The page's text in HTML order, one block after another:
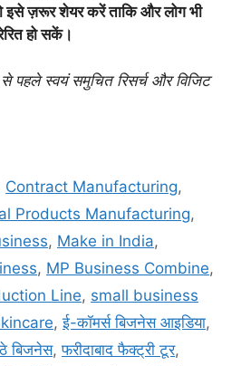
इसे ज़रूर शेयर करें ताकि और लोग भी
हो सकें।
स्वयं समुचित रिसर्च और विजिट
Contract Manufacturing,
Products Manufacturing,
, Make in India,
, MP Business Combine,
Line, small business
,ई-कॉमर्स बिजनेस आइडिया,
बिजनेस,फरीदाबाद फैक्ट्री टूर,